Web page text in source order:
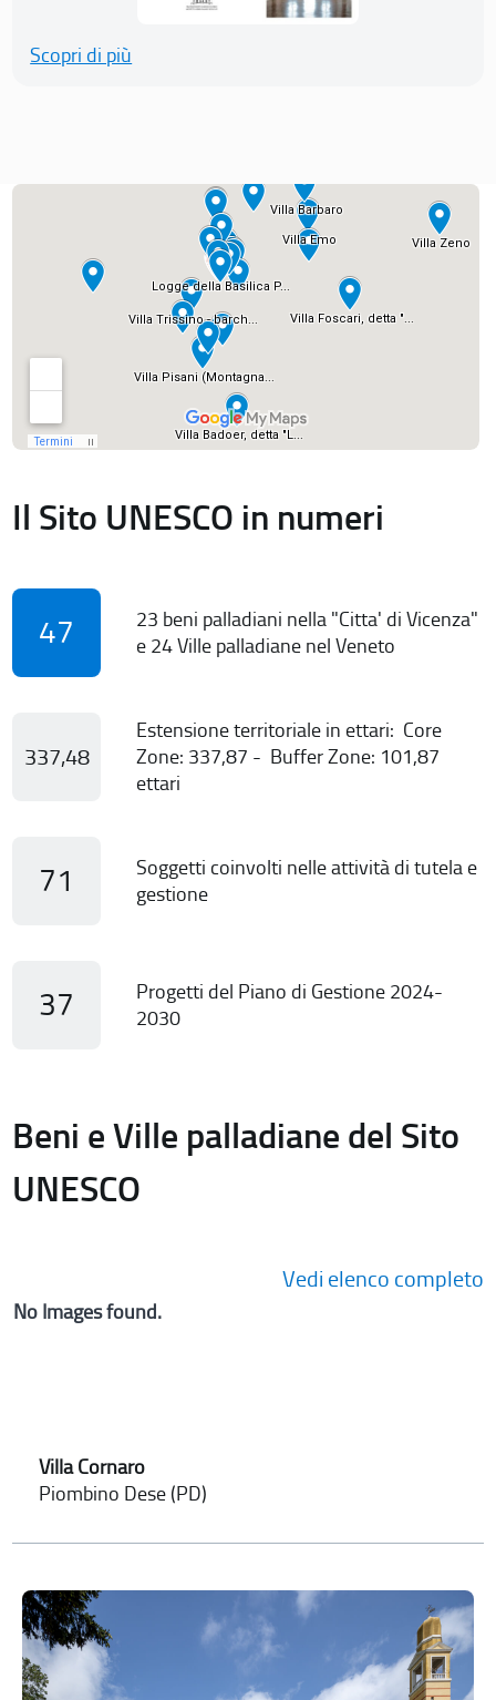
Scopri di più
Il Sito UNESCO in numeri
47
23 beni palladiani nella "Citta' di Vicenza"
e 24 Ville palladiane nel Veneto
337,48
Estensione territoriale in ettari: Core
Zone: 337,87 - Buffer Zone: 101,87
ettari
71
Soggetti coinvolti nelle attività di tutela e
gestione
37
Progetti del Piano di Gestione 2024-
2030
Beni e Ville palladiane del Sito
UNESCO
Vedi elenco completo
No Images found.
Villa Cornaro
Piombino Dese (PD)